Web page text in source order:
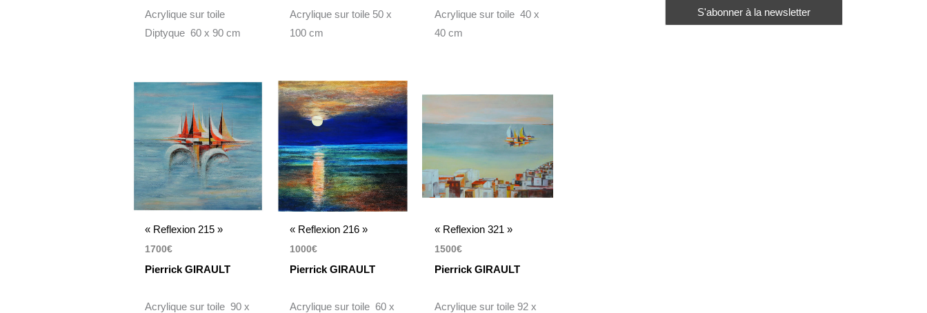
Acrylique sur toile
Diptyque 60 x 90 cm
Acrylique sur toile 50 x
100 cm
Acrylique sur toile 40 x
40 cm
« Reflexion 215 »
1700€
Pierrick GIRAULT
Acrylique sur toile 90 x
« Reflexion 216 »
1000€
Pierrick GIRAULT
Acrylique sur toile 60 x
« Reflexion 321 »
1500€
Pierrick GIRAULT
Acrylique sur toile 92 x